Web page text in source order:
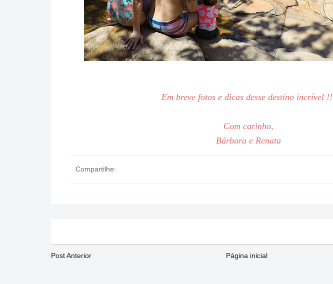
Em breve fotos e dicas desse destino incrível
Com carinho,
Bárbara e Renata
Compartilhe:
Post Anterior Página inicial